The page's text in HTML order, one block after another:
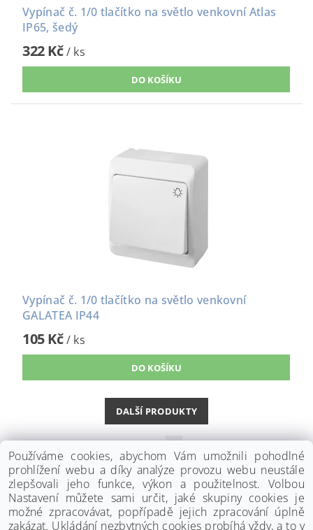
Vypínač č. 1/0 tlačítko na světlo venkovní Atlas
IP65, šedý
322 Kč/ ks
Vypínač č. 1/0 tlačítko na světlo venkovní
GALATEA IP44
105 Kč/ ks
DALŠÍ PRODUKTY
1 2 3
Používáme cookies, abychom Vám umožnili pohodlné
prohlížení webu a díky analýze provozu webu neustále
zlepšovali jeho funkce, výkon a použitelnost. Volbou
Nastavení můžete sami určit, jaké skupiny cookies je
možné zpracovávat, popřípadě jejich zpracování úplně
zakázat. Ukládání nezbytných cookies probíhá vždy, a to v